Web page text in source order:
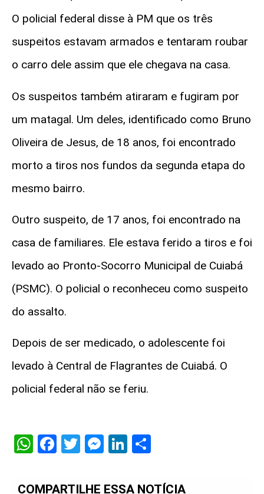
O policial federal disse à PM que os três
suspeitos estavam armados e tentaram roubar
o carro dele assim que ele chegava na casa.
Os suspeitos também atiraram e fugiram por
um matagal. Um deles, identificado como Bruno
Oliveira de Jesus, de 18 anos, foi encontrado
morto a tiros nos fundos da segunda etapa do
mesmo bairro.
Outro suspeito, de 17 anos, foi encontrado na
casa de familiares. Ele estava ferido a tiros e foi
levado ao Pronto-Socorro Municipal de Cuiabá
(PSMC). O policial o reconheceu como suspeito
do assalto.
Depois de ser medicado, o adolescente foi
levado à Central de Flagrantes de Cuiabá. O
policial federal não se feriu.
WhatsApp
Facebook
Twitter
Messenger
LinkedIn
COMPARTILHE ESSA NOTÍCIA